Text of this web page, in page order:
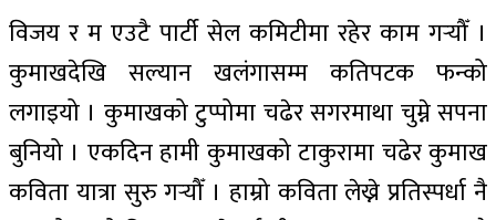
विजय र म एउटै पार्टी सेल कमिटीमा रहेर काम गर्‍यौँ ।
कुमाखदेखि सल्यान खलंगासम्म कतिपटक फन्को
लगाइयो । कुमाखको टुप्पोमा चढेर सगरमाथा चुम्ने सपना
बुनियो । एकदिन हामी कुमाखको टाकुरामा चढेर कुमाख
कविता यात्रा सुरु गर्‍यौँ । हाम्रो कविता लेख्ने प्रतिस्पर्धा नै